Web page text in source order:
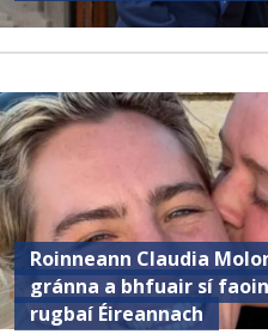
Roinneann Claudia
gránna a bhfuair sí
rugbaí Éireannach